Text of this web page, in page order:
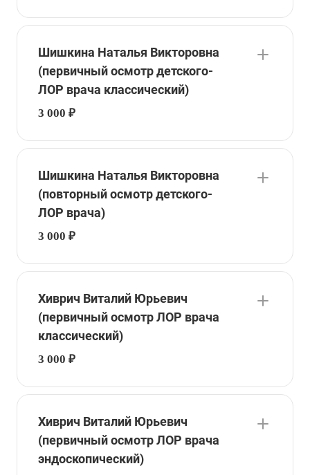
Шишкина Наталья Викторовна
(первичный осмотр детского-
ЛОР врача классический)
3 000 ₽
Шишкина Наталья Викторовна
(повторный осмотр детского-
ЛОР врача)
3 000 ₽
Хиврич Виталий Юрьевич
(первичный осмотр ЛОР врача
классический)
3 000 ₽
Хиврич Виталий Юрьевич
(первичный осмотр ЛОР врача
эндоскопический)